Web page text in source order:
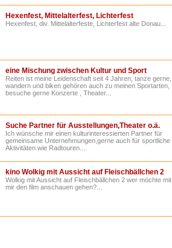
Hexenfest, Mittelalterfest, Lichterfest
Hexenfest, div. Mittelalterfeste, Lichterfest alte Donau...
eine Mischung zwischen Kultur und Sport
Reiten ist meine Leidenschaft seit 4 Jahren, tanze gerne,
wandern und biken gehören auch zu meinen Sportarten,
besuche gerne Konzerte , Theater...
Suche Partner für Ausstellungen,Theater o.ä.
Ich wünsche mir einen kulturinteressierten Partner für
gemeinsame Unternehmungen,gerne auch für sportliche
Aktivitäten wie Radtouren....
kino Wolkig mit Aussicht auf Fleischbällchen 2
Wolkig mit Aussicht auf Fleischbällchen 2 wer möchte mit
mir den film anschauen gehen?...